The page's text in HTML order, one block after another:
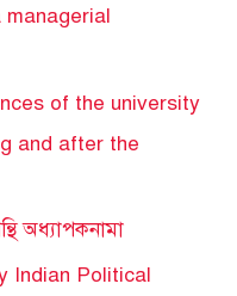
managerial
of the university
and after the
অধ্যাপকনামা
Indian Political